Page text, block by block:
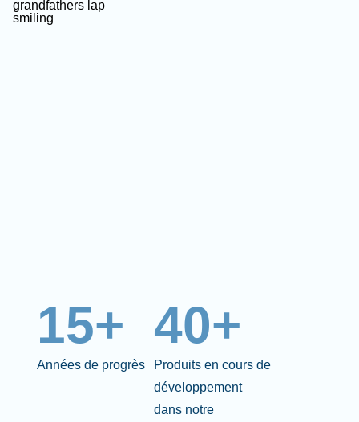
15+
Années de progrès
40+
Produits en cours de
développement
dans notre